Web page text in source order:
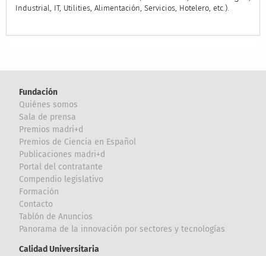
Industrial, IT, Utilities, Alimentación, Servicios, Hotelero, etc.).
Fundación
Quiénes somos
Sala de prensa
Premios madri+d
Premios de Ciencia en Español
Publicaciones madri+d
Portal del contratante
Compendio legislativo
Formación
Contacto
Tablón de Anuncios
Panorama de la innovación por sectores y tecnologías
Calidad Universitaria